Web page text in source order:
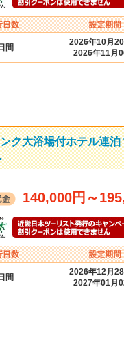
間
2026年10月
2026年11月
ク大浴場付ホテル連
140,000円 ～
間
2026年12月
2027年01月